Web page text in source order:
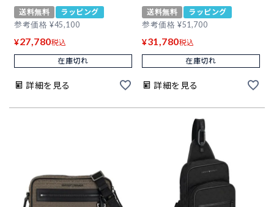
送料無料
ラッピング
参考価格 ¥45,100
¥27,780税込
在庫切れ
詳細を見る
送料無料
ラッピング
参考価格 ¥51,700
¥31,780税込
在庫切れ
詳細を見る